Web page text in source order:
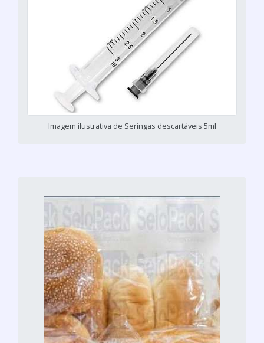
Imagem ilustrativa de Seringas descartáveis 5ml